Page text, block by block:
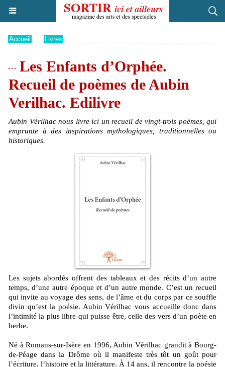
Accueil Livres
Les Enfants d’Orphée.
Recueil de poèmes de Aubin
Verilhac. Edilivre
Aubin Vérilhac nous livre ici un recueil de vingt-trois poèmes, qui
emprunte à des inspirations mythologiques, traditionnelles ou
historiques.
Les sujets abordés offrent des tableaux et des récits d’un autre
temps, d’une autre époque et d’un autre monde. C’est un recueil
qui invite au voyage des sens, de l’âme et du corps par ce souffle
divin qu’est la poésie. Aubin Vérilhac vous accueille donc dans
l’intimité la plus libre qui puisse être, celle des vers d’un poète en
herbe.
Né à Romans-sur-Isère en 1996, Aubin Vérilhac grandit à Bourg-
de-Péage dans la Drôme où il manifeste très tôt un goût pour
l’écriture, l’histoire et la littérature. À 14 ans, il rencontre la poésie